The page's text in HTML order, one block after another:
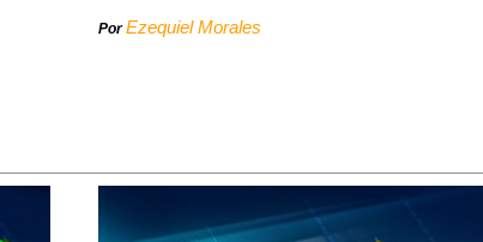
PorEzequiel Morales